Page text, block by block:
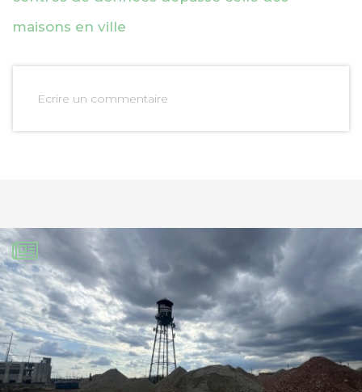
maisons en ville
Ecrire un commentaire